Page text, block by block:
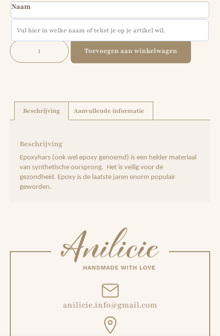
Naam
Toevoegen aan winkelwagen
Beschrijving Aanvullende informatie
Beschrijving
Epoxyhars (ook wel epoxy genoemd) is een helder materiaal
van synthetische oorsprong. Het is veilig voor de
gezondheid. Epoxy is de laatste jaren enorm populair
geworden.
anilicie.info@gmail.com